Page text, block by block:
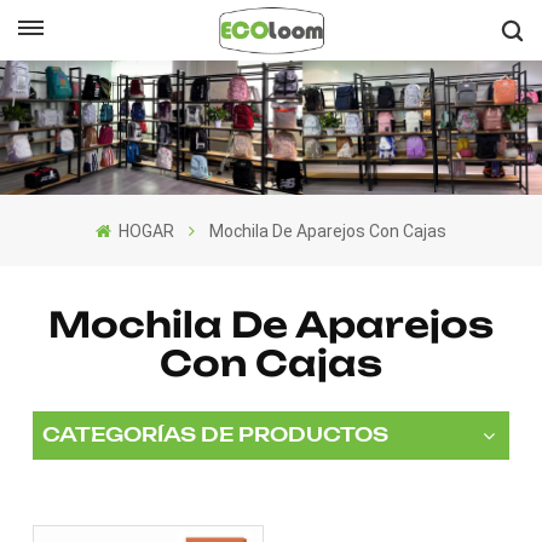
English
Français
Español
HOGAR Mochila De Aparejos Con Cajas
Mochila De Aparejos
Con Cajas
CATEGORÍAS DE PRODUCTOS